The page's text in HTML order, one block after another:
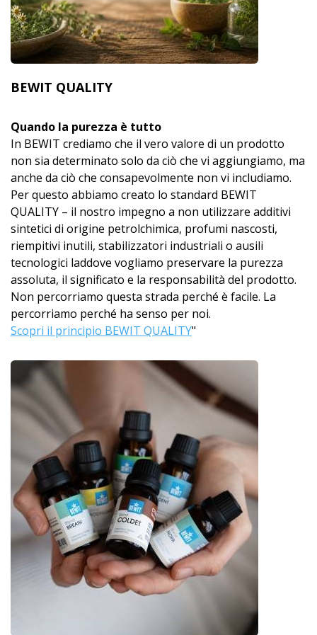
BEWIT QUALITY
Quando la purezza è tutto
In BEWIT crediamo che il vero valore di un prodotto
non sia determinato solo da ciò che vi aggiungiamo, ma
anche da ciò che consapevolmente non vi includiamo.
Per questo abbiamo creato lo standard BEWIT
QUALITY – il nostro impegno a non utilizzare additivi
sintetici di origine petrolchimica, profumi nascosti,
riempitivi inutili, stabilizzatori industriali o ausili
tecnologici laddove vogliamo preservare la purezza
assoluta, il significato e la responsabilità del prodotto.
Non percorriamo questa strada perché è facile. La
percorriamo perché ha senso per noi.
Scopri il principio BEWIT QUALITY"